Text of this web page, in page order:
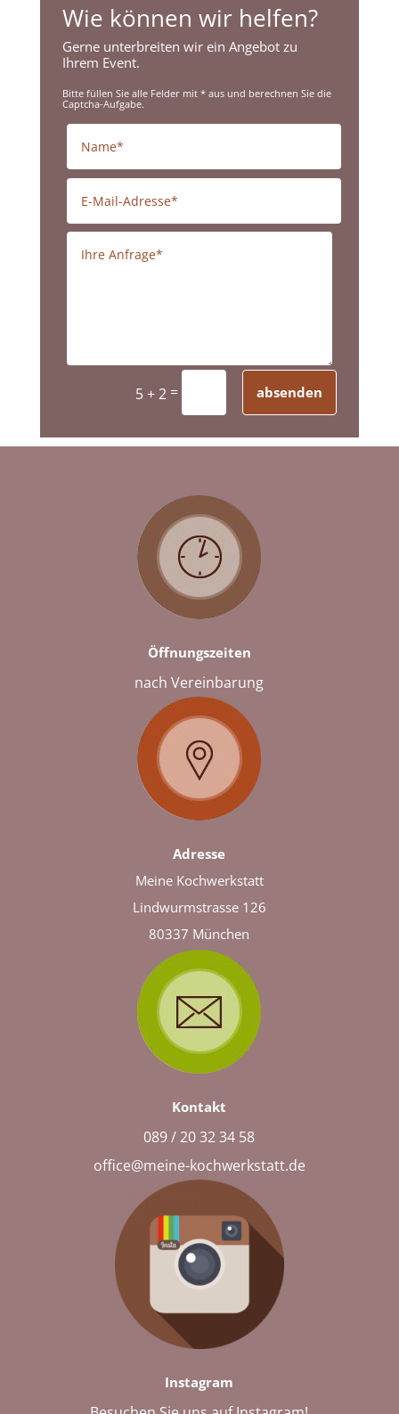
Wie können wir helfen?
Gerne unterbreiten wir ein Angebot zu
Ihrem Event.
Bitte füllen Sie alle Felder mit * aus und berechnen Sie die
Captcha-Aufgabe.
5 + 2 = absenden
Öffnungszeiten
nachVereinbarung
Adresse
Meine Kochwerkstatt
Lindwurmstrasse 126
80337 München
Kontakt
089 / 20 32 34 58
office@meine-kochwerkstatt.de
Instagram